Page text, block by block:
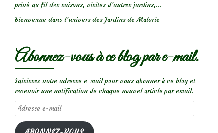
maladies
privé au fil des saisons, visitez d’autres jardins,...
Bienvenue dans l’univers des Jardins de Malorie
Abonnez-vous à ce blog par e-mail.
Saisissez votre adresse e-mail pour vous abonner à ce blog et
recevoir une notification de chaque nouvel article par email.
Adresse
e-
mail